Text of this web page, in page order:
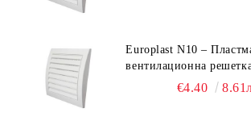
Europlast N10 –
вентилационна
€4.40